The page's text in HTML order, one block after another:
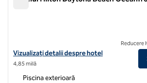
Vizualizați detaliile hotelului pentru Hilton
Vizualizați detalii despre hotel
4,85 milă
Reducere
Piscina exterioară